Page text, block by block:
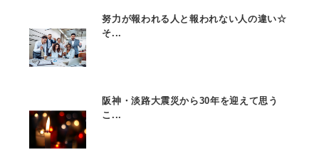
努力が報われる人と報われない人の違い☆
そ...
阪神・淡路大震災から30年を迎えて思う
こ...